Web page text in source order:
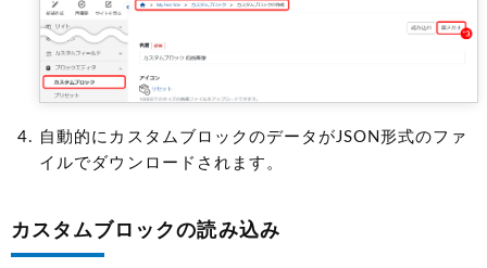
自動的にカスタムブロックのデータがJSON形式のファ
イルでダウンロードされます。
カスタムブロックの読み込み